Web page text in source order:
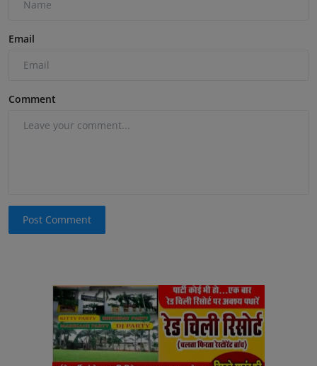
Email
Comment
Post Comment